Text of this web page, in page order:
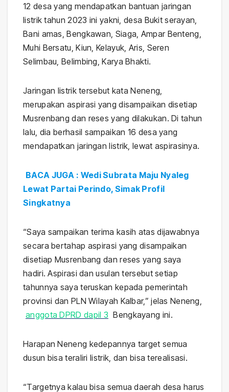
12 desa yang mendapatkan bantuan jaringan
listrik tahun 2023 ini yakni, desa Bukit serayan,
Bani amas, Bengkawan, Siaga, Ampar Benteng,
Muhi Bersatu, Kiun, Kelayuk, Aris, Seren
Selimbau, Belimbing, Karya Bhakti.
Jaringan listrik tersebut kata Neneng,
merupakan aspirasi yang disampaikan disetiap
Musrenbang dan reses yang dilakukan. Di tahun
lalu, dia berhasil sampaikan 16 desa yang
mendapatkan jaringan listrik, lewat aspirasinya.
BACA JUGA : Wedi Subrata Maju Nyaleg
Lewat Partai Perindo, Simak Profil
Singkatnya
“Saya sampaikan terima kasih atas dijawabnya
secara bertahap aspirasi yang disampaikan
disetiap Musrenbang dan reses yang saya
hadiri. Aspirasi dan usulan tersebut setiap
tahunnya saya teruskan kepada pemerintah
provinsi dan PLN Wilayah Kalbar,” jelas Neneng,
anggota DPRD dapil 3 Bengkayang ini.
Harapan Neneng kedepannya target semua
dusun bisa teraliri listrik, dan bisa terealisasi.
“Targetnya kalau bisa semua daerah desa harus